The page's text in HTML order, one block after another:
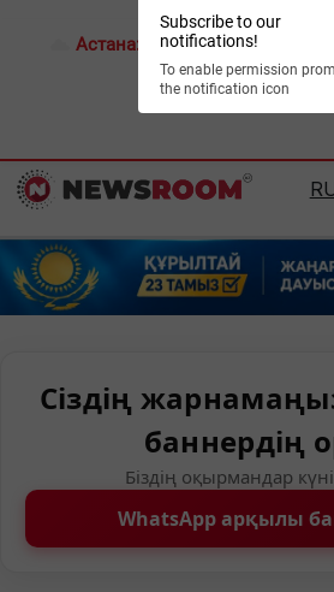
Subscribe to our
notifications!
To enable permission
the notification icon
Астана: 17°C Алматы:
Сіздің
баннердің
Біздің оқырмандар
WhatsApp арқылы